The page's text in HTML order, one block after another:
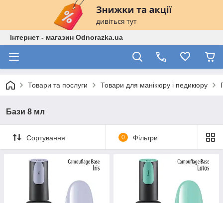
Інтернет - магазин Odnorazka.ua
Товари та послуги Товари для манікюру і педикюру
Бази 8 мл
Сортування 0 Фільтри